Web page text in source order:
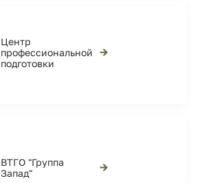
Центр
профессиональной
подготовки
→
ВТГО "Группа
Запад"
→